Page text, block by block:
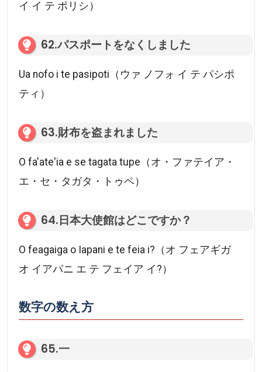
イ イ テ ポリシ）
62.パスポートをなくしました
Ua nofo i te pasipoti（ウァ ノフォ イ テ パシポ
ティ）
63.財布を盗まれました
O fa'ate'ia e se tagata tupe（オ・ファテイア・
エ・セ・タガタ・トゥペ）
64.日本大使館はどこですか？
O feagaiga o Iapani e te feia i?（オ フェアギガ
オ イアパニ エ テ フェイア イ?）
数字の数え方
65.一